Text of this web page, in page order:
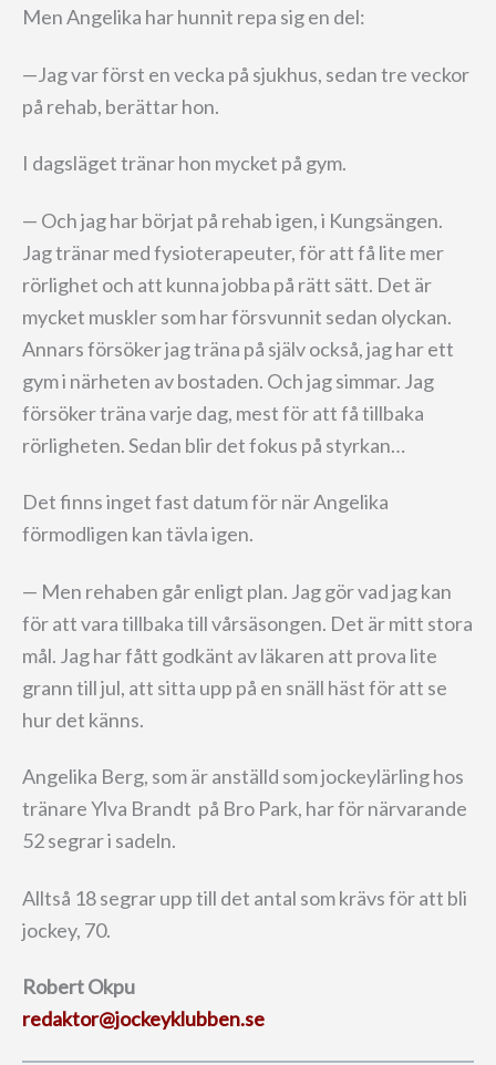
Men Angelika har hunnit repa sig en del:
—Jag var först en vecka på sjukhus, sedan tre veckor
på rehab, berättar hon.
I dagsläget tränar hon mycket på gym.
— Och jag har börjat på rehab igen, i Kungsängen.
Jag tränar med fysioterapeuter, för att få lite mer
rörlighet och att kunna jobba på rätt sätt. Det är
mycket muskler som har försvunnit sedan olyckan.
Annars försöker jag träna på själv också, jag har ett
gym i närheten av bostaden. Och jag simmar. Jag
försöker träna varje dag, mest för att få tillbaka
rörligheten. Sedan blir det fokus på styrkan…
Det finns inget fast datum för när Angelika
förmodligen kan tävla igen.
— Men rehaben går enligt plan. Jag gör vad jag kan
för att vara tillbaka till vårsäsongen. Det är mitt stora
mål. Jag har fått godkänt av läkaren att prova lite
grann till jul, att sitta upp på en snäll häst för att se
hur det känns.
Angelika Berg, som är anställd som jockeylärling hos
tränare Ylva Brandt på Bro Park, har för närvarande
52 segrar i sadeln.
Alltså 18 segrar upp till det antal som krävs för att bli
jockey, 70.
Robert Okpu
redaktor@jockeyklubben.se